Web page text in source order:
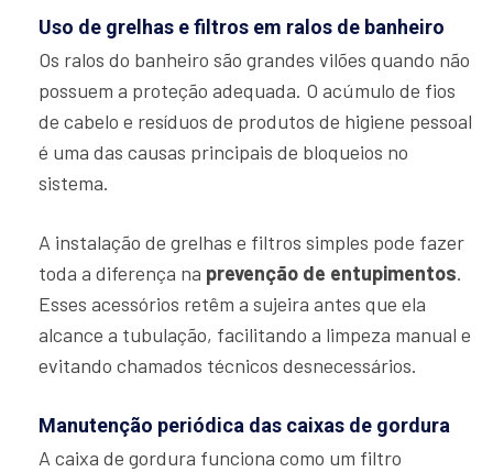
Uso de grelhas e filtros em ralos de banheiro
Os ralos do banheiro são grandes vilões quando não
possuem a proteção adequada. O acúmulo de fios
de cabelo e resíduos de produtos de higiene pessoal
é uma das causas principais de bloqueios no
sistema.
A instalação de grelhas e filtros simples pode fazer
toda a diferença na prevenção de entupimentos.
Esses acessórios retêm a sujeira antes que ela
alcance a tubulação, facilitando a limpeza manual e
evitando chamados técnicos desnecessários.
Manutenção periódica das caixas de gordura
A caixa de gordura funciona como um filtro